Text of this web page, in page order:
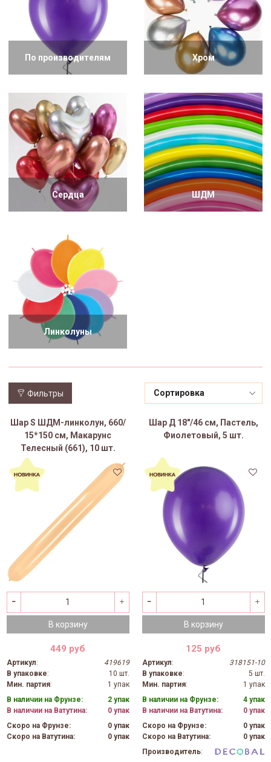
По производителям Хром
Сердца ШДМ
Линколуны
Фильтры
Шар S ШДМ-линколун, 660/
15*150 см, Макарунс
Телесный (661), 10 шт.
В корзину
449 руб
Артикул:
419619
В упаковке:
10 шт.
Мин. партия:
1 упак
В наличии на Фрунзе:
2 упак
В наличии на Ватутина:
0 упак
Скоро на Фрунзе:
0 упак
Скоро на Ватутина:
0 упак
Шар Д 18"/46 см, Пастель,
Фиолетовый, 5 шт.
В корзину
125 руб
Артикул:
318151-10
В упаковке:
5 шт.
Мин. партия:
1 упак
В наличии на Фрунзе:
4 упак
В наличии на Ватутина:
0 упак
Скоро на Фрунзе:
0 упак
Скоро на Ватутина:
0 упак
Производитель: